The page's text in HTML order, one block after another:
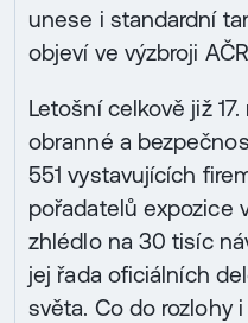
unese i standardní
objeví ve výzbroji
Letošní celkově již
obranné a
551 vystavujících
pořadatelů expozice
zhlédlo na 30 tisíc
jej řada oficiálních
světa. Co do rozlohy